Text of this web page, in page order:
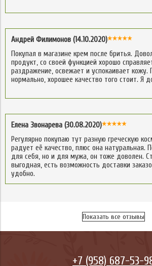
Андрей Филимонов (14.10.2020)
Покупал в магазине крем после бритья.
продукт, со своей функцией хорошо
раздражение, освежает и успокаивает кожу.
нормально, хорошее качество того стоит. Я
Елена Звонарева (30.08.2020)
Регулярно покупаю тут разную греческую
радует её качество, плюс она натуральная.
для себя, но и для мужа, он тоже доволен.
выгодная, есть возможность доставки
удобно.
Показать все отзывы
+7 (958) 687-53-